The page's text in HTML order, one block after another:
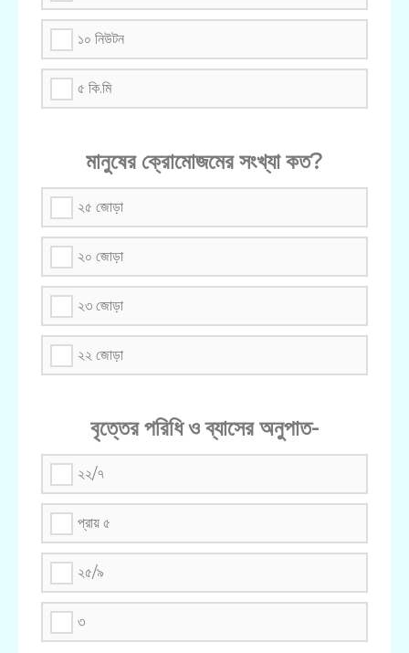
১০ নিউটন
৫ কি.মি
মানুষের ক্রোমোজমের সংখ্যা কত?
২৫ জোড়া
২০ জোড়া
২৩ জোড়া
২২ জোড়া
বৃত্তের পরিধি ও ব্যাসের অনুপাত-
২২/৭
প্রায় ৫
২৫/৯
৩